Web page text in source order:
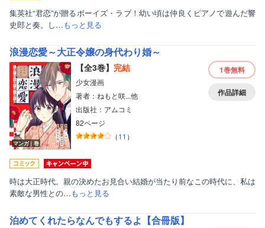
集英社“君恋”が贈るボーイズ・ラブ！幼い頃は仲良くピアノで遊んだ響
史郎と奏。し…もっと見る
浪漫恋愛～大正令嬢の身代わり婚～
マンガ｜巻
【全3巻】 完結
少女漫画
著者：ねもと咲...他
出版社：アムコミ
82ページ
（11 ）
1巻無料
作品詳細
時は大正時代。親の決めたお見合い結婚が当たり前なこの時代に、私は
素敵な男性との…もっと見る
泊めてくれたらなんでもするよ【合冊版】